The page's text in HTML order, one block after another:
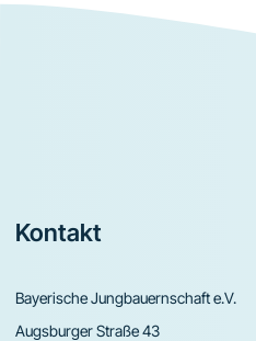
Footer
Kontakt
Bayerische Jungbauernschaft e.V.
Augsburger Straße 43